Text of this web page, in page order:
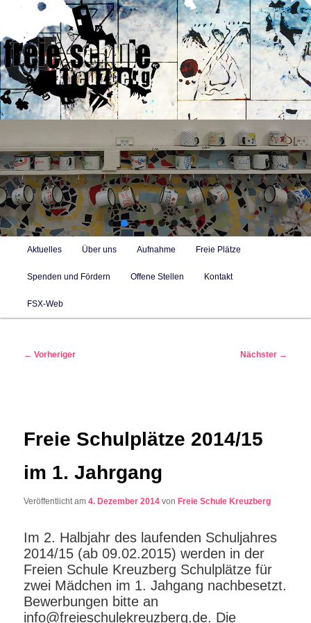
Zum
primären
Inhalt
springen
Freie Alternativschule in Berlin-Kreuzberg mit Konzept des
Hauptmenü
Aktuelles Über uns Aufnahme Freie Plätze
Spenden und Fördern Offene Stellen Kontakt
FSX-Web
Beitragsnavigation
← Vorheriger Nächster →
Freie Schulplätze 2014/15
im 1. Jahrgang
Veröffentlicht am4. Dezember 2014 vonFreie Schule Kreuzberg
Im 2. Halbjahr des laufenden Schuljahres
2014/15 (ab 09.02.2015) werden in der
Freien Schule Kreuzberg Schulplätze für
zwei Mädchen im 1. Jahgang nachbesetzt.
Bewerbungen bitte an
info@freieschulekreuzberg.de. Die